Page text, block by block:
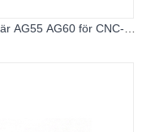
AG55 AG60 för CNC-